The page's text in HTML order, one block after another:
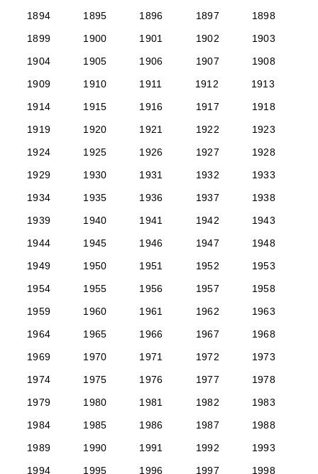
1894
1895 1896 1897
1898
1899
1900 1901 1902
1903
1904
1905 1906 1907
1908
1909
1910 1911 1912
1913
1914
1915 1916 1917
1918
1919
1920 1921 1922
1923
1924
1925 1926 1927
1928
1929
1930 1931 1932
1933
1934
1935 1936 1937
1938
1939
1940 1941 1942
1943
1944
1945 1946 1947
1948
1949
1950 1951 1952
1953
1954
1955 1956 1957
1958
1959
1960 1961 1962
1963
1964
1965 1966 1967
1968
1969
1970 1971 1972
1973
1974
1975 1976 1977
1978
1979
1980 1981 1982
1983
1984
1985 1986 1987
1988
1989
1990 1991 1992
1993
1994
1995 1996 1997 1998